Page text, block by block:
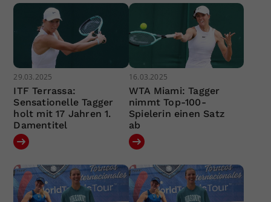
29.03.2025
ITF Terrassa:
Sensationelle Tagger
holt mit 17 Jahren 1.
Damentitel
16.03.2025
WTA Miami: Tagger
nimmt Top-100-
Spielerin einen Satz
ab